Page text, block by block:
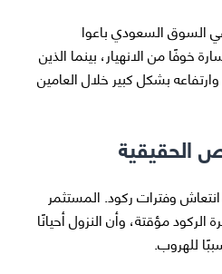
السوق السعودي باعوا
خوفًا من الانهيار، بينما الذين
بشكل كبير خلال العامين
الحقيقية
وفترات ركود. المستثمر
مؤقتة، وأن النزول أحيانًا
للهروب.